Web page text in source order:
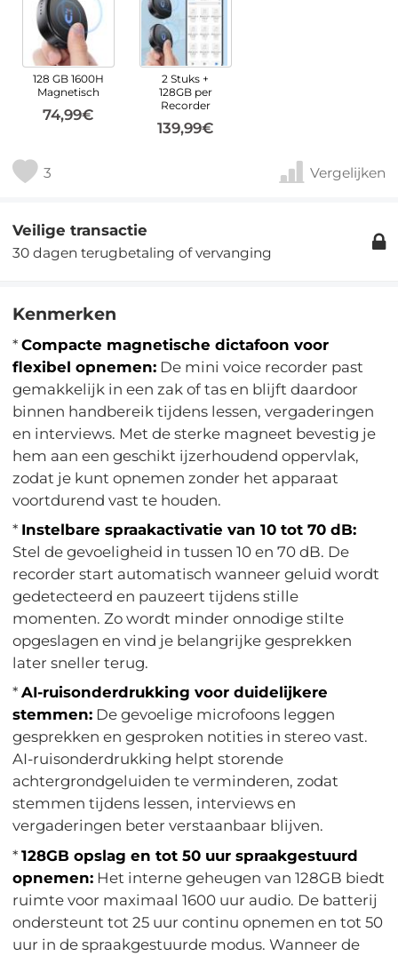
128 GB 1600H
Magnetisch
74,99€
2 Stuks +
128GB per
Recorder
139,99€
3 Vergelijken
Veilige transactie
30 dagen terugbetaling of vervanging
Kenmerken
*Compacte magnetische dictafoon voor
flexibel opnemen: De mini voice recorder past
gemakkelijk in een zak of tas en blijft daardoor
binnen handbereik tijdens lessen, vergaderingen
en interviews. Met de sterke magneet bevestig je
hem aan een geschikt ijzerhoudend oppervlak,
zodat je kunt opnemen zonder het apparaat
voortdurend vast te houden.
* Instelbare spraakactivatie van 10 tot 70 dB:
Stel de gevoeligheid in tussen 10 en 70 dB. De
recorder start automatisch wanneer geluid wordt
gedetecteerd en pauzeert tijdens stille
momenten. Zo wordt minder onnodige stilte
opgeslagen en vind je belangrijke gesprekken
later sneller terug.
*AI-ruisonderdrukking voor duidelijkere
stemmen: De gevoelige microfoons leggen
gesprekken en gesproken notities in stereo vast.
AI-ruisonderdrukking helpt storende
achtergrondgeluiden te verminderen, zodat
stemmen tijdens lessen, interviews en
vergaderingen beter verstaanbaar blijven.
*128GB opslag en tot 50 uur spraakgestuurd
opnemen: Het interne geheugen van 128GB biedt
ruimte voor maximaal 1600 uur audio. De batterij
ondersteunt tot 25 uur continu opnemen en tot 50
uur in de spraakgestuurde modus. Wanneer de